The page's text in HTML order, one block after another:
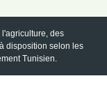
des
disposition selon les
Tunisien.